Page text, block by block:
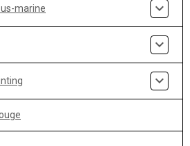
marine